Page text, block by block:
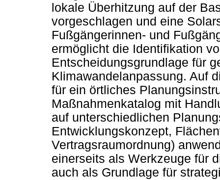
lokale Überhitzung auf der
vorgeschlagen und eine
Fußgängerinnen- und
ermöglicht die Identifikation
Entscheidungsgrundlage für
Klimawandelanpassung. Auf
für ein örtliches
Maßnahmenkatalog mit
auf unterschiedlichen
Entwicklungskonzept,
Vertragsraumordnung)
einerseits als Werkzeuge für
auch als Grundlage für